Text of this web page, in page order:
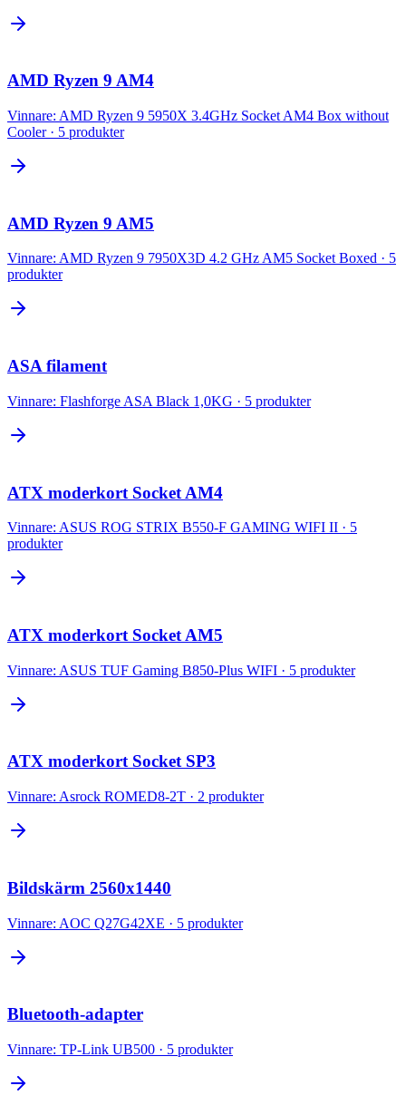
AMD Ryzen 9 AM4
Vinnare: AMD Ryzen 9 5950X 3.4GHz Socket AM4 Box without
Cooler· 5 produkter
AMD Ryzen 9 AM5
Vinnare: AMD Ryzen 9 7950X3D 4.2 GHz AM5 Socket Boxed · 5
produkter
ASA filament
Vinnare: Flashforge ASA Black 1,0KG · 5 produkter
ATX moderkort Socket AM4
Vinnare: ASUS ROG STRIX B550-F GAMING WIFI II · 5
produkter
ATX moderkort Socket AM5
Vinnare: ASUS TUF Gaming B850-Plus WIFI · 5 produkter
ATX moderkort Socket SP3
Vinnare: Asrock ROMED8-2T · 2 produkter
Bildskärm 2560x1440
Vinnare: AOC Q27G42XE · 5 produkter
Bluetooth-adapter
Vinnare: TP-Link UB500 · 5 produkter